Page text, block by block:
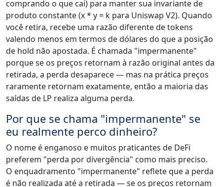
comprando o que cai) para manter sua invariante de
produto constante (x * y = k para Uniswap V2). Quando
você retira, recebe uma razão diferente de tokens
valendo menos em termos de dólares do que a posição
de hold não apostada. É chamada "impermanente"
porque se os preços retornam à razão original antes da
retirada, a perda desaparece — mas na prática preços
raramente retornam exatamente, então a maioria das
saídas de LP realiza alguma perda.
Por que se chama "impermanente" se
eu realmente perco dinheiro?
O nome é enganoso e muitos praticantes de DeFi
preferem "perda por divergência" como mais preciso.
O enquadramento "impermanente" reflete que a perda
é não realizada até a retirada — se os preços retornam